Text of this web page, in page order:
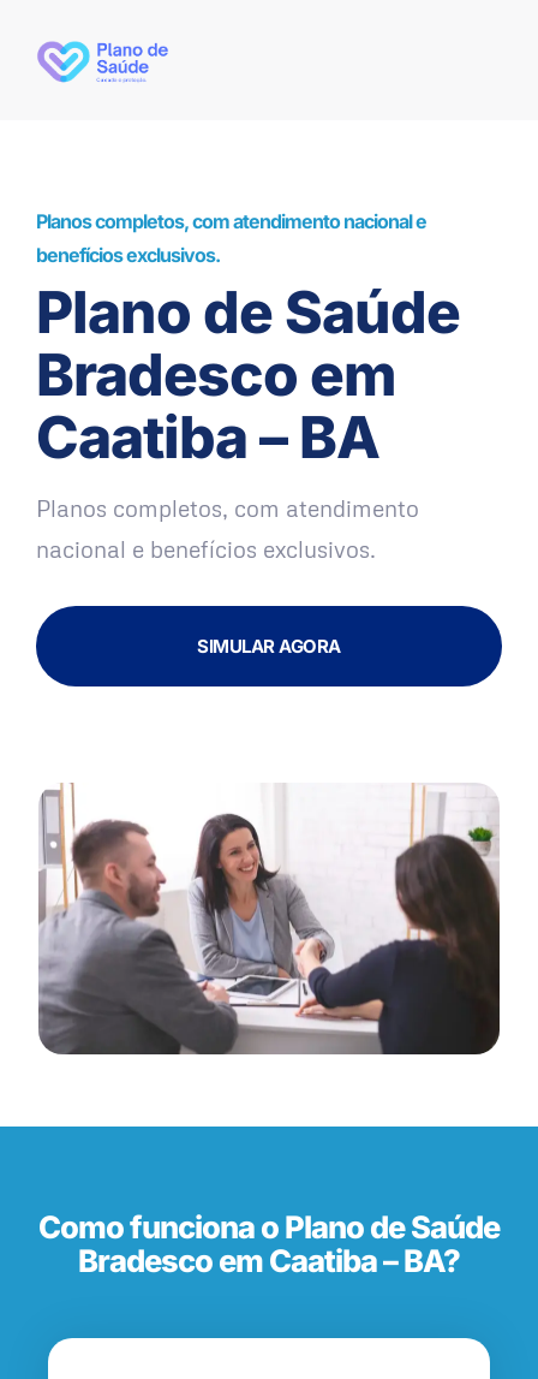
Planos completos, com atendimento nacional e
benefícios exclusivos.
Plano de Saúde
Bradesco em
Caatiba – BA
Planos completos, com atendimento
nacional e benefícios exclusivos.
SIMULAR AGORA
Como funciona o Plano de Saúde
Bradesco em Caatiba – BA?